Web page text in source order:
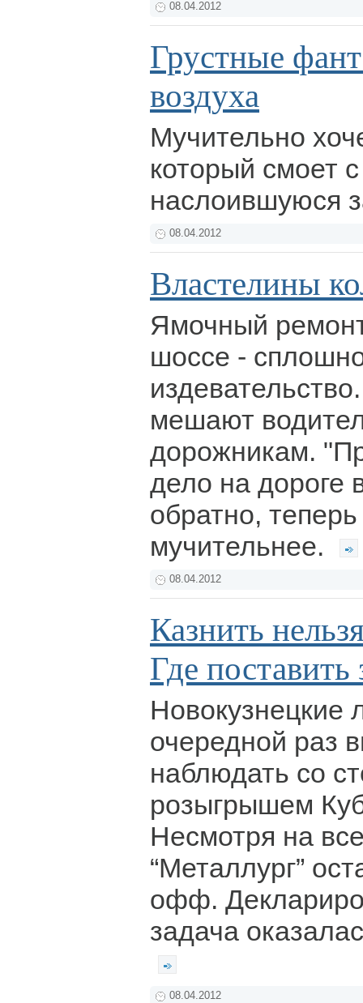
08.04.2012
Грустные
воздуха
Мучительно
который смоет
наслоившуюся
08.04.2012
Властелины
Ямочный
шоссе -
мешают
дорожникам.
дело на дороге
обратно,
мучительнее.
08.04.2012
Казнить
Где поставить
Новокузнецкие
очередной раз
наблюдать со
розыгрышем
Несмотря на
“Металлург”
офф.
задача
08.04.2012